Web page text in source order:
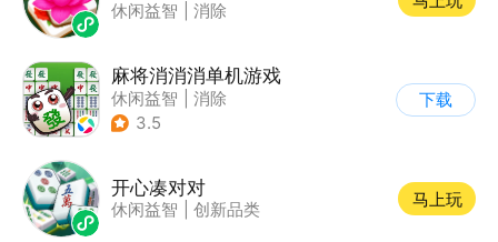
休闲益智 消除
麻将消消消单机游戏
休闲益智
消除
3.5
下载
开心凑对对
休闲益智 创新品类
马上玩